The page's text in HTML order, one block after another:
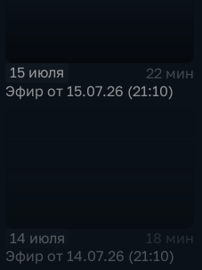
15 июля
22 мин
Эфир от 15.07.26 (21:10)
14 июля
18 мин
Эфир от 14.07.26 (21:10)